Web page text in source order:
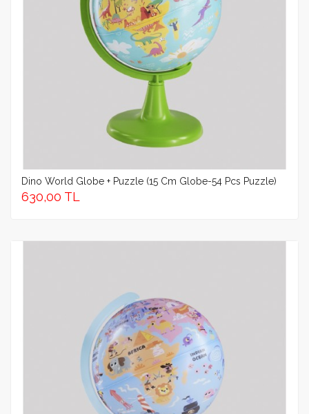
Dino World Globe + Puzzle (15 Cm Globe-54 Pcs Puzzle)
630,00 TL